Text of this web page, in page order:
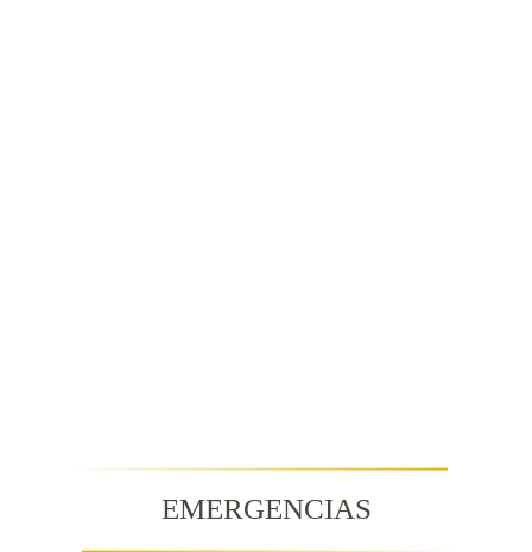
EMERGENCIAS